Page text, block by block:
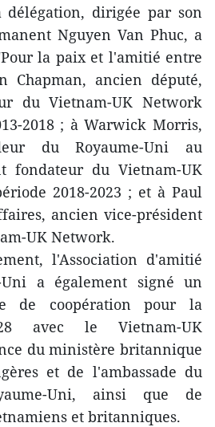
dirigée par son
Nguyen Van Phuc, a
la paix et l'amitié entre
Chapman, ancien député,
du Vietnam-UK Network
2018 ; à Warwick Morris,
du Royaume-Uni au
fondateur du Vietnam-UK
2018-2023 ; et à Paul
ancien vice-président
UK Network.
l'Association d'amitié
Uni a également signé un
de coopération pour la
avec le Vietnam-UK
du ministère britannique
et de l'ambassade du
Uni, ainsi que de
et britanniques.